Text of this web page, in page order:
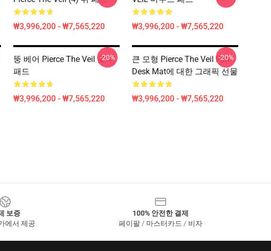
₩3,996,200 - ₩7,565,220 ₩3,996,200 - ₩7,565,220
뚱 베어 Pierce The Veil 꽃 쥐
패드
₩3,996,200 - ₩7,565,220
-20%
큰 모형 Pierce The Veil Fan
Desk Mat에 대한 그래픽 선물
₩3,996,200 - ₩7,565,220
-20%
보증
에서 제공
100% 안전한 결제
페이팔 / 마스터카드 / 비자